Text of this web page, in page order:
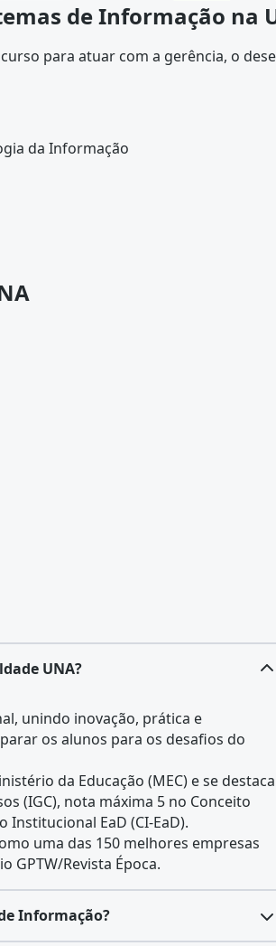
de Informação na
para atuar com a gerência, o
principalmente empresas de tecnologia.
do aluno, possibilitando a ele
e desenvolvimento.
da Informação
UNA?
unindo inovação, prática e
os alunos para os desafios do
da Educação (MEC) e se destaca
(IGC), nota máxima 5 no Conceito
Institucional EaD (CI-EaD).
uma das 150 melhores empresas
GPTW/Revista Época.
Informação?